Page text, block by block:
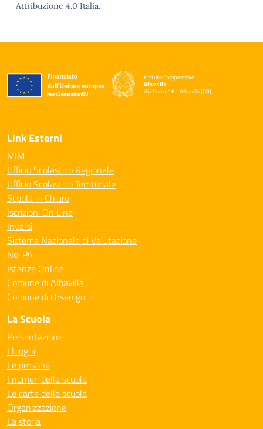
Attribuzione 4.0 Italia.
Istituto Comprensivo
Albavilla
Via Porro, 16 - Albavilla (CO)
— Visita la pagina iniziale della scuola
Link Esterni
MIM
Ufficio Scolastico Regionale
Ufficio Scolastico Territoriale
Scuola in Chiaro
Iscrizioni On Line
Invalsi
Sistema Nazionale di Valutazione
Noi PA
Istanze Online
Comune di Albavilla
Comune di Orsenigo
La Scuola
Presentazione
I luoghi
Le persone
I numeri della scuola
Le carte della scuola
Organizzazione
La storia